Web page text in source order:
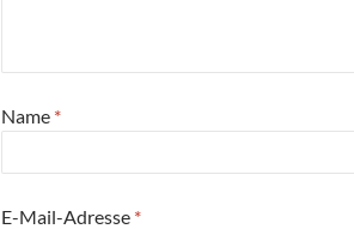
Name *
E-Mail-Adresse *